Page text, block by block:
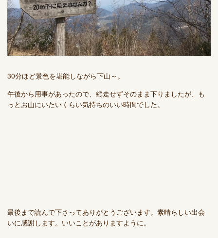
30分ほど景色を堪能しながら下山～。
午後から用事があったので、縦走せずそのまま下りましたが、も
っとお山にいたいくらい気持ちのいい時間でした。
最後まで読んで下さってありがとうございます。素晴らしい出会
いに感謝します。いいことがありますように。